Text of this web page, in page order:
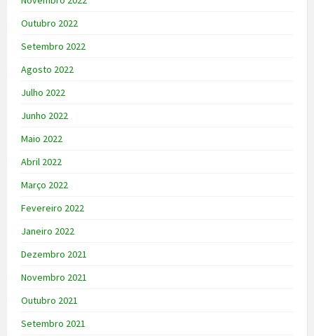
Outubro 2022
Setembro 2022
Agosto 2022
Julho 2022
Junho 2022
Maio 2022
Abril 2022
Março 2022
Fevereiro 2022
Janeiro 2022
Dezembro 2021
Novembro 2021
Outubro 2021
Setembro 2021